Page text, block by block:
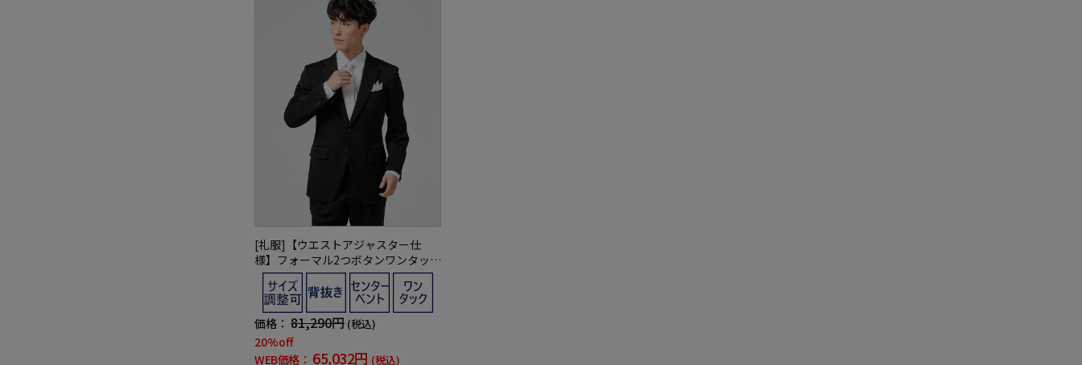
[礼服]【ウエストアジャスター仕
様】フォーマル2つボタンワンタック
黒無地YKbyYUMIKATSURA通年礼服
【定番】
価格： 81,290円 (税込)
20%off
WEB価格： 65,032円 (税込)